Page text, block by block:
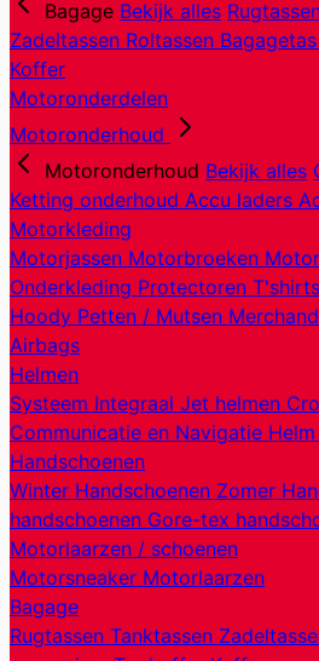
Bagage Bekijk alles
Zadeltassen Roltassen
Koffer
Motoronderdelen
Motoronderhoud
Motoronderhoud Bekijk alles
Ketting onderhoud Accu laders
Motorkleding
Motorjassen Motorbroeken
Onderkleding Protectoren T'shirts
Hoody Petten / Mutsen
Airbags
Helmen
Systeem Integraal Jet helmen
Communicatie en Navigatie
Handschoenen
Winter Handschoenen Zomer
handschoenen Gore-tex
Motorlaarzen / schoenen
Motorsneaker Motorlaarzen
Bagage
Rugtassen Tanktassen